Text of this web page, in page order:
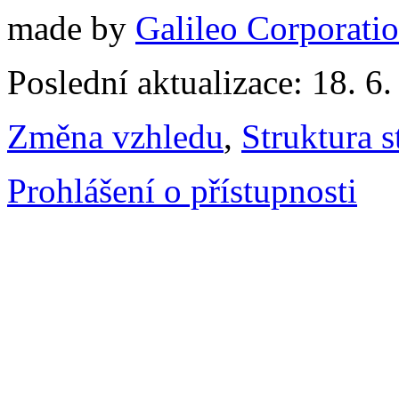
made by Galileo
Poslední aktualizace: 18.
Změna vzhledu, Struktura
Prohlášení o přístupnosti